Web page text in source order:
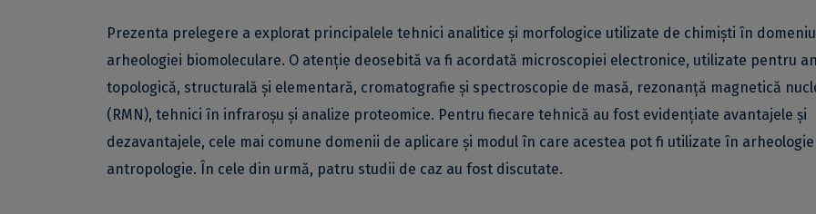
Prezenta prelegere a explorat principalele tehnici analitice și morfologice utilizate de chimiști în
arheologiei biomoleculare. O atenție deosebită va fi acordată microscopiei electronice, utilizate pentru
topologică, structurală și elementară, cromatografie și spectroscopie de masă, rezonanță magnetică
(RMN), tehnici în infraroșu și analize proteomice. Pentru fiecare tehnică au fost evidențiate avantajele și
dezavantajele, cele mai comune domenii de aplicare și modul în care acestea pot fi utilizate în arheologie
antropologie. În cele din urmă, patru studii de caz au fost discutate.